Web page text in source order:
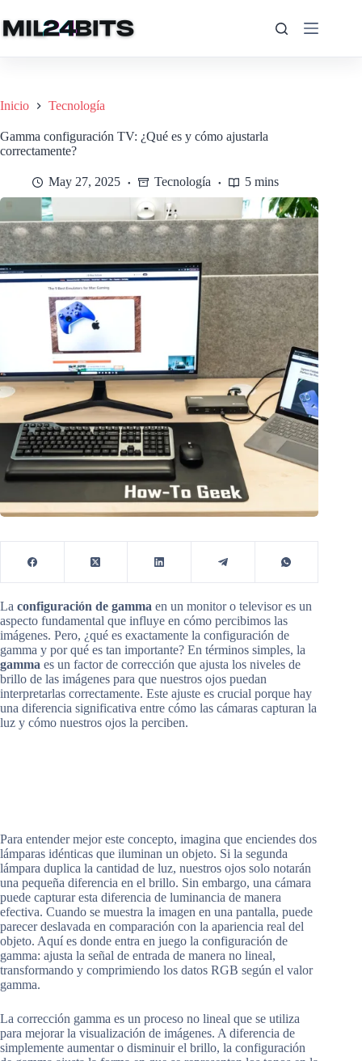
al
contenido
Inicio Tecnología
Gamma configuración TV: ¿Qué es y cómo ajustarla
correctamente?
May 27, 2025 Tecnología 5 mins
La configuración de gamma en un monitor o televisor es un
aspecto fundamental que influye en cómo percibimos las
imágenes. Pero, ¿qué es exactamente la configuración de
gamma y por qué es tan importante? En términos simples, la
gamma es un factor de corrección que ajusta los niveles de
brillo de las imágenes para que nuestros ojos puedan
interpretarlas correctamente. Este ajuste es crucial porque hay
una diferencia significativa entre cómo las cámaras capturan la
luz y cómo nuestros ojos la perciben.
Para entender mejor este concepto, imagina que enciendes dos
lámparas idénticas que iluminan un objeto. Si la segunda
lámpara duplica la cantidad de luz, nuestros ojos solo notarán
una pequeña diferencia en el brillo. Sin embargo, una cámara
puede capturar esta diferencia de luminancia de manera
efectiva. Cuando se muestra la imagen en una pantalla, puede
parecer deslavada en comparación con la apariencia real del
objeto. Aquí es donde entra en juego la configuración de
gamma: ajusta la señal de entrada de manera no lineal,
transformando y comprimiendo los datos RGB según el valor
gamma.
La corrección gamma es un proceso no lineal que se utiliza
para mejorar la visualización de imágenes. A diferencia de
simplemente aumentar o disminuir el brillo, la configuración